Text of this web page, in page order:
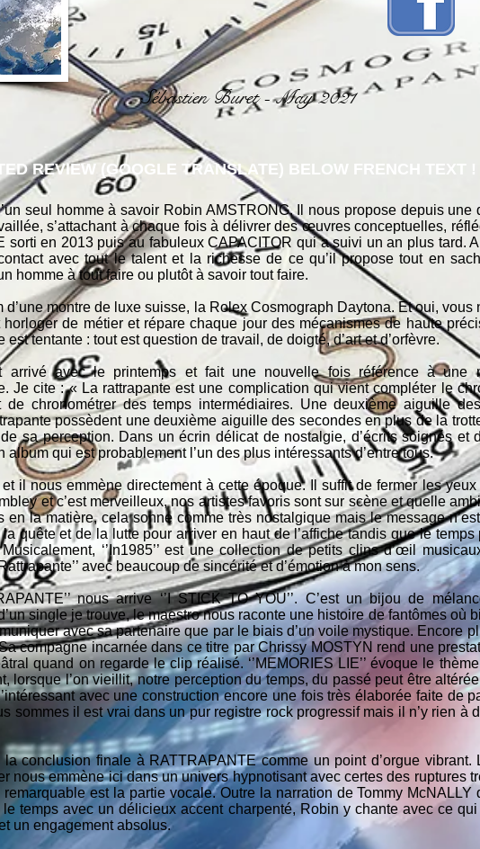
Sébastien Buret - May 2021
REVIEW (GOOGLE TRANSLATE) BELOW FRENCH TEXT !
seul homme à savoir Robin AMSTRONG. Il nous propose depuis une
s’attachant à chaque fois à délivrer des œuvres conceptuelles,
sorti en 2013 puis au fabuleux CAPACITOR qui a suivi un an plus tard. A
avec tout le talent et la richesse de ce qu’il propose tout en
homme à tout faire ou plutôt à savoir tout faire.
d’une montre de luxe suisse, la Rolex Cosmograph Daytona. Et oui, vous
de métier et répare chaque jour des mécanismes de haute
tentante : tout est question de travail, de doigté, d’art et d’orfèvre.
arrivé avec le printemps et fait une nouvelle fois référence à une
Je cite : « La rattrapante est une complication qui vient compléter le
chronométrer des temps intermédiaires. Une deuxième aiguille
possèdent une deuxième aiguille des secondes en plus de la
sa perception. Dans un écrin délicat de nostalgie, d’écrits soignés et
qui est probablement l’un des plus intéressants d’entre tous.
et il nous emmène directement à cette époque. Il suffit de fermer les
et c’est merveilleux, nos artistes favoris sont sur scène et quelle
en la matière, cela sonne comme très nostalgique mais le message
quête et de la lutte pour arriver en haut de l’affiche tandis que le temps
‘’In1985’’ est une collection de petits clins d’œil
avec beaucoup de sincérité et d’émotion à mon sens.
nous arrive ‘’I STICK TO YOU’’. C’est un bijou de
single je trouve, le maestro nous raconte une histoire de fantômes où
avec sa partenaire que par le biais d’un voile mystique. Encore
compagne incarnée dans ce titre par Chrissy MOSTYN rend une
quand on regarde le clip réalisé. ‘’MEMORIES LIE’’ évoque le
lorsque l’on vieillit, notre perception du temps, du passé peut être
avec une construction encore une fois très élaborée faite de
sommes il est vrai dans un pur registre rock progressif mais il n’y rien à
la conclusion finale à RATTRAPANTE comme un point d’orgue vibrant.
nous emmène ici dans un univers hypnotisant avec certes des ruptures
est la partie vocale. Outre la narration de Tommy McNALLY
temps avec un délicieux accent charpenté, Robin y chante avec ce qui
un engagement absolus.